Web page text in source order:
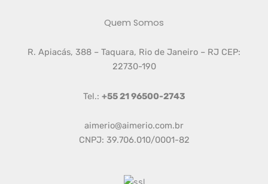
Quem Somos
R. Apiacás, 388 – Taquara, Rio de Janeiro – RJ CEP:
22730-190
Tel.: +55 21 96500-2743
aimerio@aimerio.com.br
CNPJ: 39.706.010/0001-82